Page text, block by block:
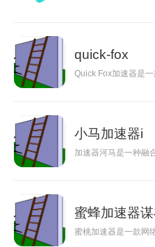
quick-fox
Quick Fox加速器是
小马加速器i
加速器河马是一种融
蜜蜂加速器
蜜桃加速器是一款网